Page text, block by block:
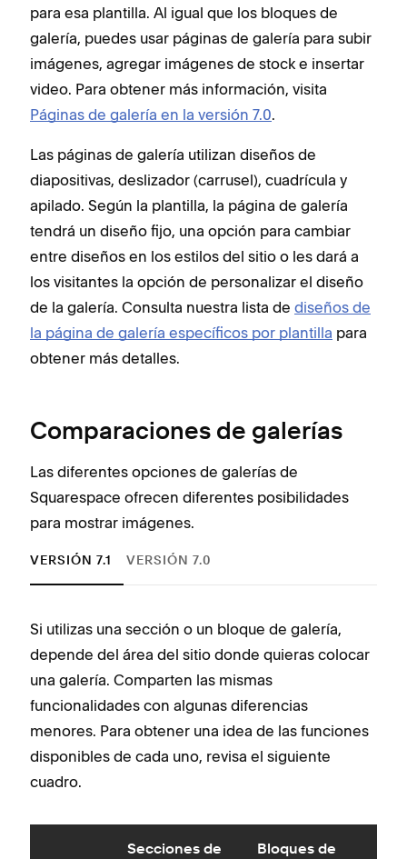
para esa plantilla. Al igual que los bloques de
galería, puedes usar páginas de galería para subir
imágenes, agregar imágenes de stock e insertar
video. Para obtener más información, visita
Páginas de galería en la versión 7.0.
Las páginas de galería utilizan diseños de
diapositivas, deslizador (carrusel), cuadrícula y
apilado. Según la plantilla, la página de galería
tendrá un diseño fijo, una opción para cambiar
entre diseños en los estilos del sitio o les dará a
los visitantes la opción de personalizar el diseño
de la galería. Consulta nuestra lista de diseños de
la página de galería específicos por plantilla para
obtener más detalles.
Comparaciones de galerías
Las diferentes opciones de galerías de
Squarespace ofrecen diferentes posibilidades
para mostrar imágenes.
VERSIÓN 7.1 VERSIÓN 7.0
Si utilizas una sección o un bloque de galería,
depende del área del sitio donde quieras colocar
una galería. Comparten las mismas
funcionalidades con algunas diferencias
menores. Para obtener una idea de las funciones
disponibles de cada uno, revisa el siguiente
cuadro.
Secciones de
Bloques de